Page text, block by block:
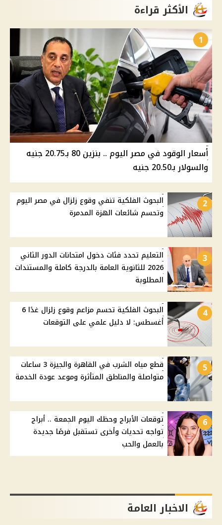
الأكثر قراءة
1
أسعار الوقود في مصر اليوم .. بنزين 80 بـ20.75 جنيه
والسولار بـ20.50 جنيه
2
البحوث الفلكية تنفي وقوع زلزال في مصر اليوم
وتحسم شائعات الهزة المدمرة
3
التعليم تحدد فئات دخول امتحانات الدور الثاني
2026 للثانوية العامة بالدرجة كاملة والمستندات
المطلوبة
4
البحوث الفلكية تحسم مزاعم وقوع زلزال غدًا 6
أغسطس: لا دليل علمي على التوقعات
5
قطع مياه الشرب في القاهرة والجيزة 3 ساعات
متواصلة والمناطق المتأثرة وموعد عودة الخدمة
6
توقعات الأبراج وحظك اليوم الجمعة .. أبراج
تواجه تحديات وأخرى تستقبل فرصًا جديدة
بالعمل والحب
الاخبار العامة